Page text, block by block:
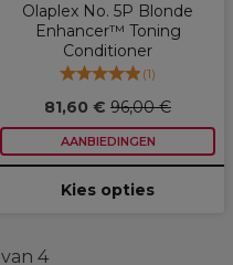
Olaplex No. 5P Blonde
Enhancer™ Toning
Conditioner
(1)
81,60 € 96,00 €
AANBIEDINGEN
Kies opties
van 4